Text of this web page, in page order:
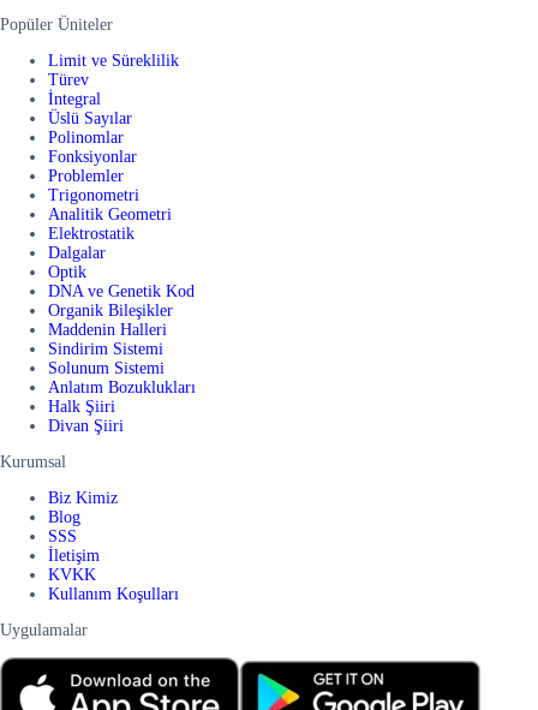
Popüler Üniteler
Limit ve Süreklilik
Türev
İntegral
Üslü Sayılar
Polinomlar
Fonksiyonlar
Problemler
Trigonometri
Analitik Geometri
Elektrostatik
Dalgalar
Optik
DNA ve Genetik Kod
Organik Bileşikler
Maddenin Halleri
Sindirim Sistemi
Solunum Sistemi
Anlatım Bozuklukları
Halk Şiiri
Divan Şiiri
Kurumsal
Biz Kimiz
Blog
SSS
İletişim
KVKK
Kullanım Koşulları
Uygulamalar